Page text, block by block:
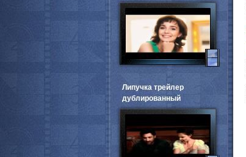
Липучка трейлер
дублированный